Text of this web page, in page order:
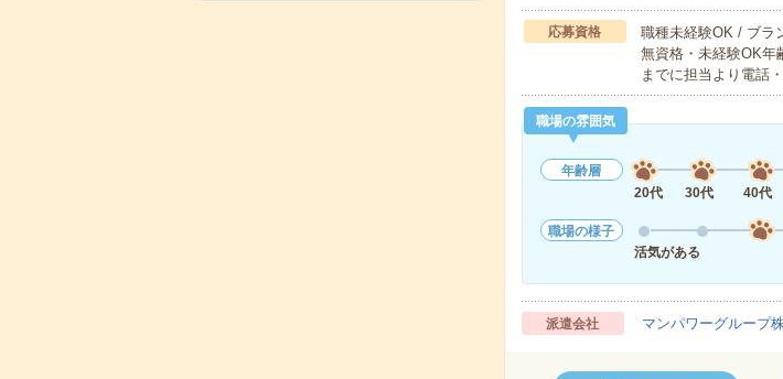
応募資格
職種未経験OK / ブラ
無資格・未経験OK
までに担当より電話
職場の雰囲気
年齢層
20代
30代 40代
職場の様子
活気がある
派遣会社 マンパワーグループ